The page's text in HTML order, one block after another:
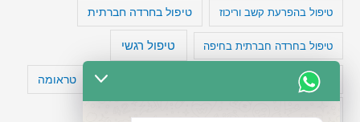
טיפול בהפרעת קשב וריכוז טיפול בחרדה חברתית
טיפול בחרדה חברתית בחיפה טיפול רגשי
טיפול תרופתי להפרעת קשב טעויות חשיבה טראומה